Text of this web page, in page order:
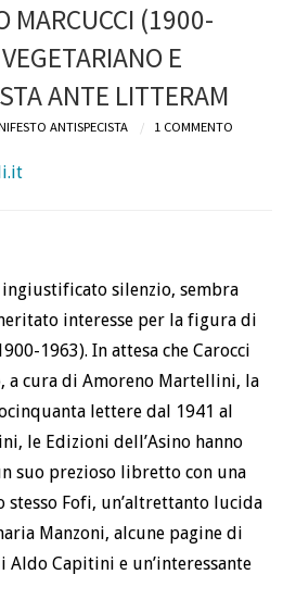
MARCUCCI (1900-
E
ANTE LITTERAM
ANTISPECISTA 1 COMMENTO
silenzio, sembra
interesse per la figura di
1963). In attesa che Carocci
a cura di Amoreno Martellini, la
lettere dal 1941 al
le Edizioni dell’Asino hanno
suo prezioso libretto con una
stesso Fofi, un’altrettanto lucida
Manzoni, alcune pagine di
Capitini e un’interessante